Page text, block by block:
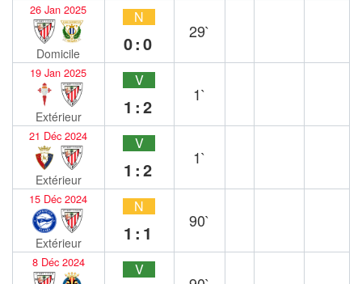
26 Jan 2025
Domicile
N
0:0
29`
19 Jan 2025
Extérieur
V
1:2
1`
21 Déc 2024
Extérieur
V
1:2
1`
15 Déc 2024
Extérieur
N
1:1
90`
8 Déc 2024 V